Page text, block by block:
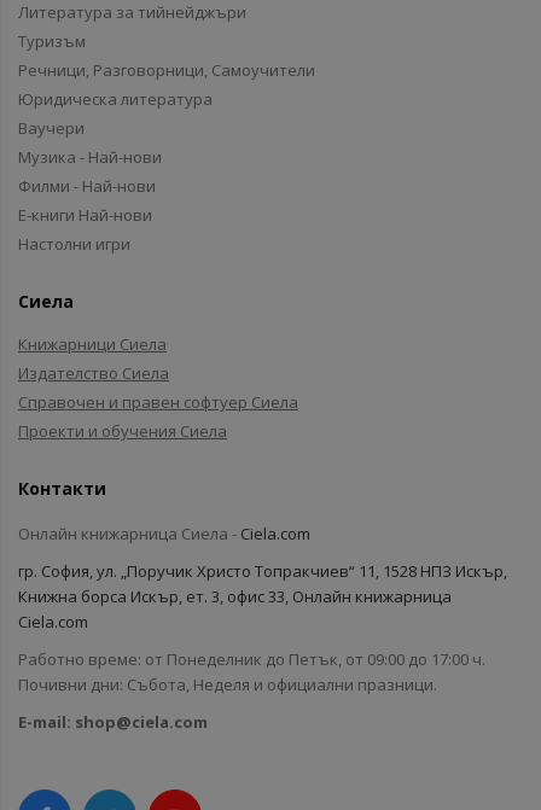
Литература за тийнейджъри
Туризъм
Речници, Разговорници, Самоучители
Юридическа литература
Ваучери
Музика - Най-нови
Филми - Най-нови
Е-книги Най-нови
Настолни игри
Сиела
Книжарници Сиела
Издателство Сиела
Справочен и правен софтуер Сиела
Проекти и обучения Сиела
Контакти
Онлайн книжарница Сиела - Ciela.com
гр. София, ул. „Поручик Христо Топракчиев“ 11, 1528 НПЗ Искър,
Книжна борса Искър, ет. 3, офис 33, Онлайн книжарница
Ciela.com
Работно време: от Понеделник до Петък, от 09:00 до 17:00 ч.
Почивни дни: Събота, Неделя и официални празници.
E-mail: shop@ciela.com